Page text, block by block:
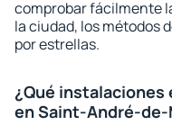
comprobar fácilmente
la ciudad, los métodos
por estrellas.
¿Qué
en Saint-André-de-